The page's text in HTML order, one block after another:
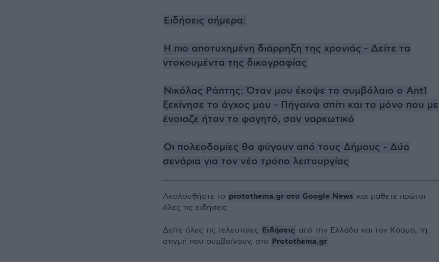
Ειδήσεις σήμερα:
Η πιο αποτυχημένη διάρρηξη της χρονιάς - Δείτε τα
ντοκουμέντα της δικογραφίας
Νικόλας Ράπτης: Όταν μου έκοψε το συμβόλαιο ο Ant1
ξεκίνησε το άγχος μου - Πήγαινα σπίτι και το μόνο που με
ένοιαζε ήταν το φαγητό, σαν ναρκωτικό
Oι πολεοδομίες θα φύγουν από τους Δήμους - Δύο
σενάρια για τον νέο τρόπο λειτουργίας
Ακολουθήστε το protothema.gr στο Google News και μάθετε πρώτοι
όλες τις ειδήσεις
Δείτε όλες τις τελευταίες Ειδήσεις από την Ελλάδα και τον Κόσμο, τη
στιγμή που συμβαίνουν, στο Protothema.gr